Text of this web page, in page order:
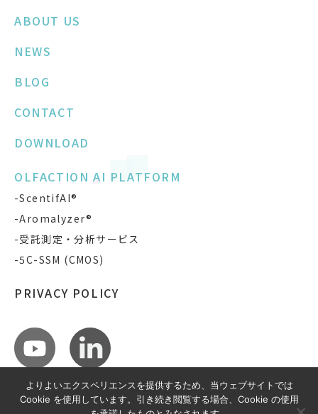
ABOUT US
NEWS
BLOG
CONTACT
DOWNLOAD
OLFACTION AI PLATFORM
-ScentifAI®
-Aromalyzer®
-受託測定・分析サービス
-5C-SSM (CMOS)
PRIVACY POLICY
よりよいエクスペリエンスを提供するため、当ウェブサイトでは
Cookie を使用しています。引き続き閲覧する場合、Cookie の使用